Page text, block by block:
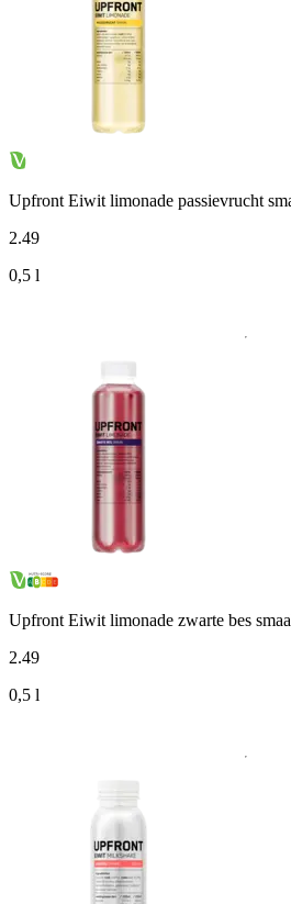
Upfront Eiwit limonade passievrucht
2.49
0,5 l
Upfront Eiwit limonade zwarte bes
2.49
0,5 l